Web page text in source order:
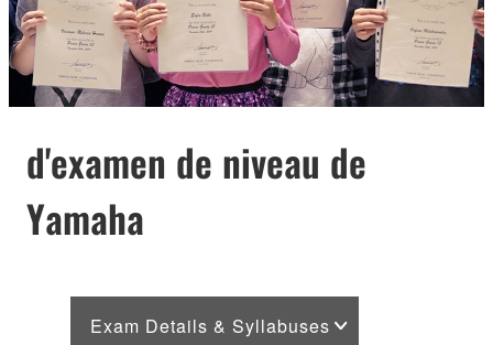
d'examen de niveau de
Yamaha
Exam Details & Syllabuses